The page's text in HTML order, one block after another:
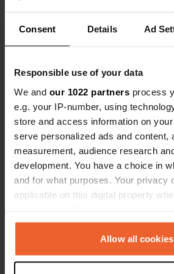
Consent Details Ad
Responsible use of your data
We and our 1022 partners process
e.g. your IP-number, using
store and access information on
serve personalized ads and content,
measurement, audience research
development. You have a choice in
and for what purposes. Your privacy
applicable on this digital property
any time from the Cookie
the Privacy trigger icon.Allow all cookies
Emplacement
29° 54' 54" N 8° 44' 50" W
29.9150374 -8.7473514
Code du site
104569
Passer àPRO+
pour toutes les coordonnées
Afficher sur la carte